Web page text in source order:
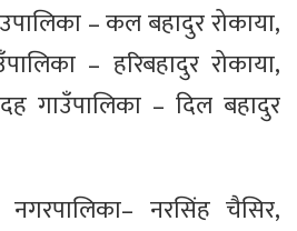
– कल बहादुर रोकाया,
– हरिबहादुर रोकाया,
गाउँपालिका – दिल बहादुर
नगरपालिका– नरसिंह चैसिर,